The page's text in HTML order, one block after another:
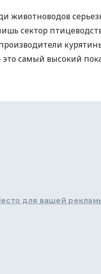
животноводов
сектор
это самый высокий
для вашей